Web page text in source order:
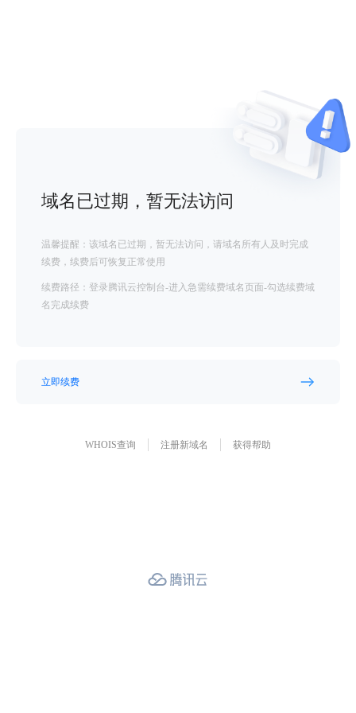
域名已过期，暂无法访问
温馨提醒：该域名已过期，暂无法访问，请域名所有人及时完成
续费，续费后可恢复正常使用
续费路径：登录腾讯云控制台-进入急需续费域名页面-勾选续费域
名完成续费
立即续费
WHOIS查询 注册新域名 获得帮助